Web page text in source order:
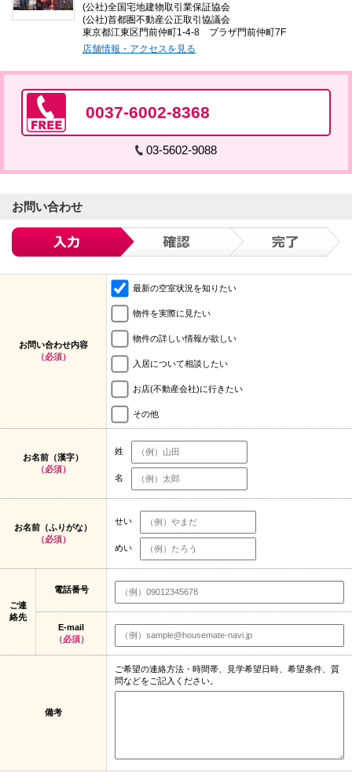
(公社)全国宅地建物取引業保証協会
(公社)首都圏不動産公正取引協議会
東京都江東区門前仲町1-4-8 プラザ門前仲町7F
店舗情報・アクセスを見る
0037-6002-8368
03-5602-9088
お問い合わせ
お問い合わせ内容
（必須）
最新の空室状況を知りたい
物件を実際に見たい
物件の詳しい情報が欲しい
入居について相談したい
お店(不動産会社)に行きたい
その他
お名前（漢字）
（必須）
姓
名
お名前（ふりがな）
（必須）
せい
めい
ご連
絡先
電話番号
E-mail
（必須）
備考
ご希望の連絡方法・時間帯、見学希望日時、希望条件、質
問などをご記入ください。